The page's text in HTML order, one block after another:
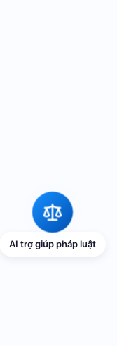
AI trợ giúp pháp luật